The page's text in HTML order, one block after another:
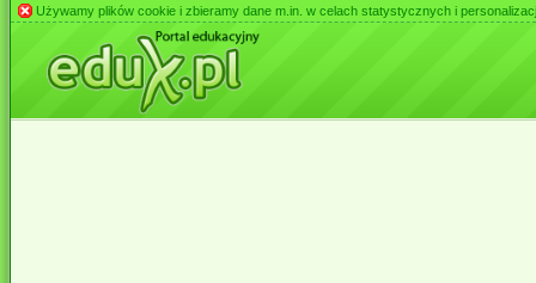
Używamy plików cookie i zbieramy dane m.in. w celach statystycznych i